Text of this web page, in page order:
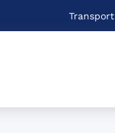
Transport